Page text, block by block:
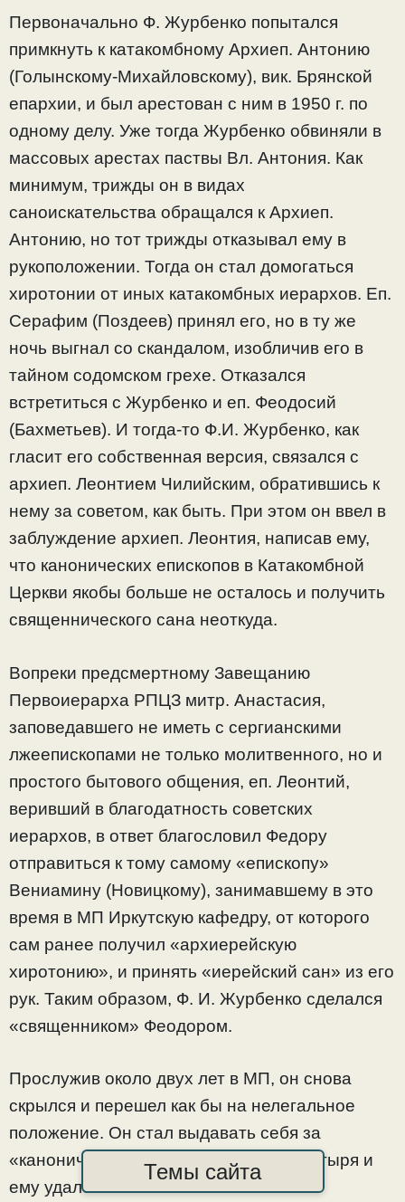
Первоначально Ф. Журбенко попытался
примкнуть к катакомбному Архиеп. Антонию
(Голынскому-Михайловскому), вик. Брянской
епархии, и был арестован с ним в 1950 г. по
одному делу. Уже тогда Журбенко обвиняли в
массовых арестах паствы Вл. Антония. Как
минимум, трижды он в видах
саноискательства обращался к Архиеп.
Антонию, но тот трижды отказывал ему в
рукоположении. Тогда он стал домогаться
хиротонии от иных катакомбных иерархов. Еп.
Серафим (Поздеев) принял его, но в ту же
ночь выгнал со скандалом, изобличив его в
тайном содомском грехе. Отказался
встретиться с Журбенко и еп. Феодосий
(Бахметьев). И тогда-то Ф.И. Журбенко, как
гласит его собственная версия, связался с
архиеп. Леонтием Чилийским, обратившись к
нему за советом, как быть. При этом он ввел в
заблуждение архиеп. Леонтия, написав ему,
что канонических епископов в Катакомбной
Церкви якобы больше не осталось и получить
священнического сана неоткуда.
Вопреки предсмертному Завещанию
Первоиерарха РПЦЗ митр. Анастасия,
заповедавшего не иметь с сергианскими
лжеепископами не только молитвенного, но и
простого бытового общения, еп. Леонтий,
веривший в благодатность советских
иерархов, в ответ благословил Федору
отправиться к тому самому «епископу»
Вениамину (Новицкому), занимавшему в это
время в МП Иркутскую кафедру, от которого
сам ранее получил «архиерейскую
хиротонию», и принять «иерейский сан» из его
рук. Таким образом, Ф. И. Журбенко сделался
«священником» Феодором.
Прослужив около двух лет в МП, он снова
скрылся и перешел как бы на нелегальное
положение. Он стал выдавать себя за
«канонического», «катакомбного» пастыря и
ему удалось обольстить и ввести в
Темы сайта